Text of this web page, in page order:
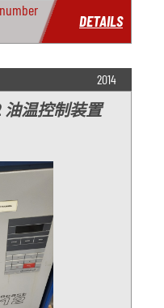
DETAILS
2014
油温控制装置